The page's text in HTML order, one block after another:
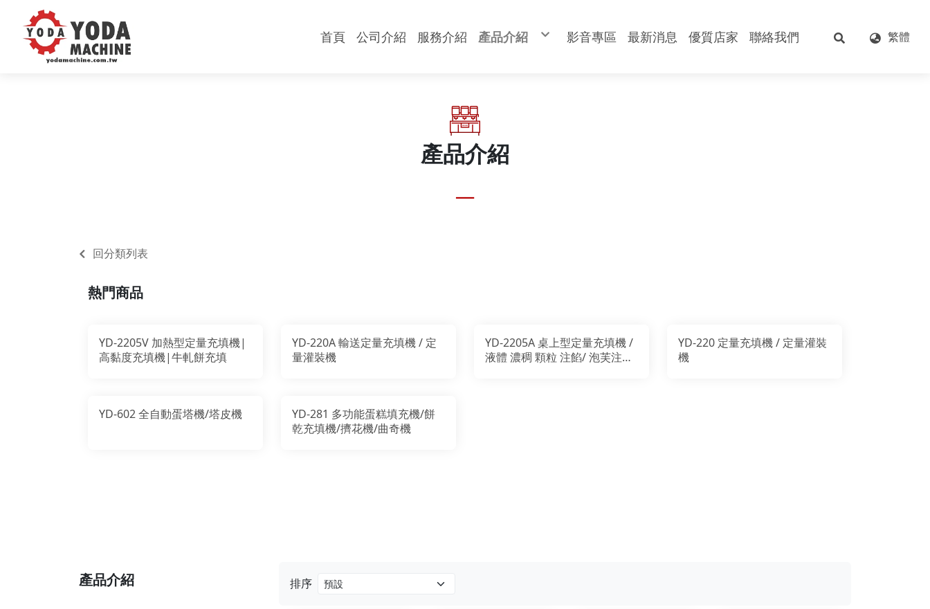
繁體
首頁 公司介紹 服務介紹 產品介紹 影音專區 最新消息 優質店家 聯絡我們
產品介紹
回分類列表
熱門商品
YD-2205V 加熱型定量充填機|
高黏度充填機|牛軋餅充填
YD-220A 輸送定量充填機 / 定
量灌裝機
YD-2205A 桌上型定量充填機 /
液體 濃稠 顆粒 注餡/ 泡芙注餡
YD-220 定量充填機 / 定量灌裝
機
YD-602 全自動蛋塔機/塔皮機
YD-281 多功能蛋糕填充機/餅
乾充填機/擠花機/曲奇機
排序
產品介紹